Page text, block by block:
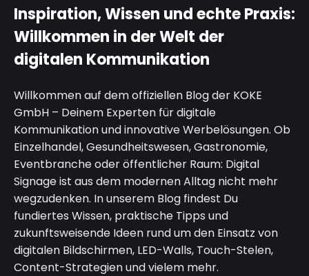
Inspiration, Wissen und echte Praxis:
Willkommen in der Welt der
digitalen Kommunikation
Willkommen auf dem offiziellen Blog der KOKE
GmbH – Deinem Experten für digitale
Kommunikation und innovative Werbelösungen. Ob
Einzelhandel, Gesundheitswesen, Gastronomie,
Eventbranche oder öffentlicher Raum: Digital
Signage ist aus dem modernen Alltag nicht mehr
wegzudenken. In unserem Blog findest Du
fundiertes Wissen, praktische Tipps und
zukunftsweisende Ideen rund um den Einsatz von
digitalen Bildschirmen, LED-Walls, Touch-Stelen,
Content-Strategien und vielem mehr.